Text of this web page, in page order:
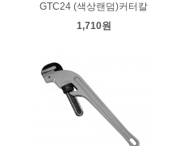
GTC24 (색상랜덤)커터칼
1,710원